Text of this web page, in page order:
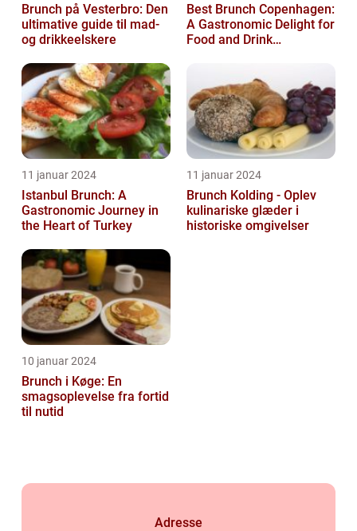
Brunch på Vesterbro: Den
ultimative guide til mad-
og drikkeelskere
Best Brunch Copenhagen:
A Gastronomic Delight for
Food and Drink
11 januar 2024
Istanbul Brunch: A
Gastronomic Journey in
the Heart of Turkey
11 januar 2024
Brunch Kolding - Oplev
kulinariske glæder i
historiske omgivelser
10 januar 2024
Brunch i Køge: En
smagsoplevelse fra fortid
til nutid
Adresse